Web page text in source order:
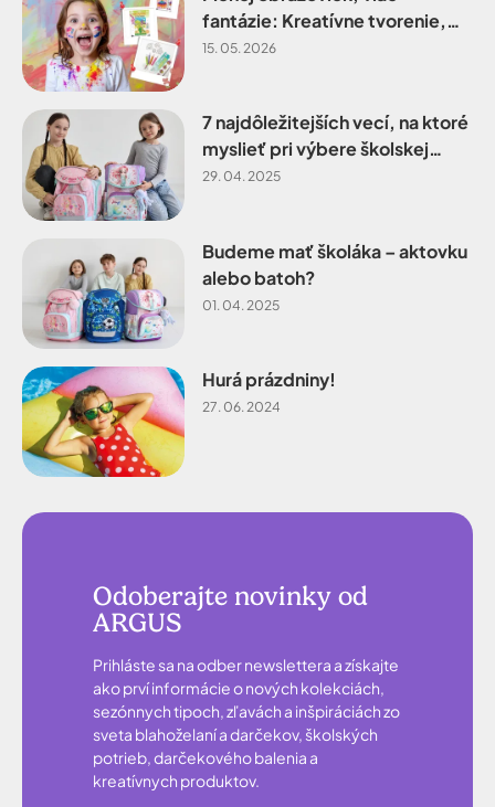
fantázie: Kreatívne tvorenie,
ktoré deti zabaví aj rozvíja
15. 05. 2026
7 najdôležitejších vecí, na ktoré
myslieť pri výbere školskej
tašky
29. 04. 2025
Budeme mať školáka – aktovku
alebo batoh?
01. 04. 2025
Hurá prázdniny!
27. 06. 2024
Odoberajte novinky od
ARGUS
Prihláste sa na odber newslettera a získajte
ako prví informácie o nových kolekciách,
sezónnych tipoch, zľavách a inšpiráciách zo
sveta blahoželaní a darčekov, školských
potrieb, darčekového balenia a
kreatívnych produktov.